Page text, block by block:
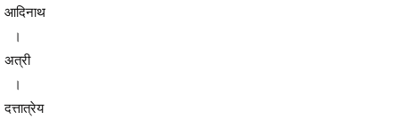
आदिनाथ
।
अत्री
।
दत्तात्रेय